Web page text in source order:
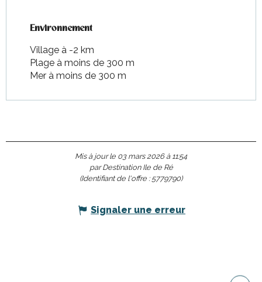
Environnement
Environnement
Village à -2 km
Plage à moins de 300 m
Mer à moins de 300 m
Mis à jour le 03 mars 2026 à 11:54
par Destination Ile de Ré
(Identifiant de l'offre : 5779790)
Signaler une erreur